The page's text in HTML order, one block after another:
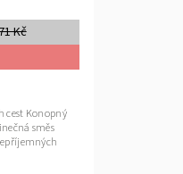
Kč
cest Konopný
směs